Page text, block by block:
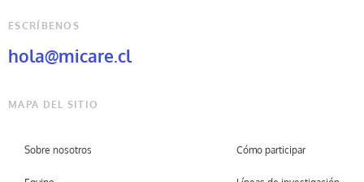
ESCRÍBENOS
hola@micare.cl
MAPA DEL SITIO
Sobre nosotros Cómo participar